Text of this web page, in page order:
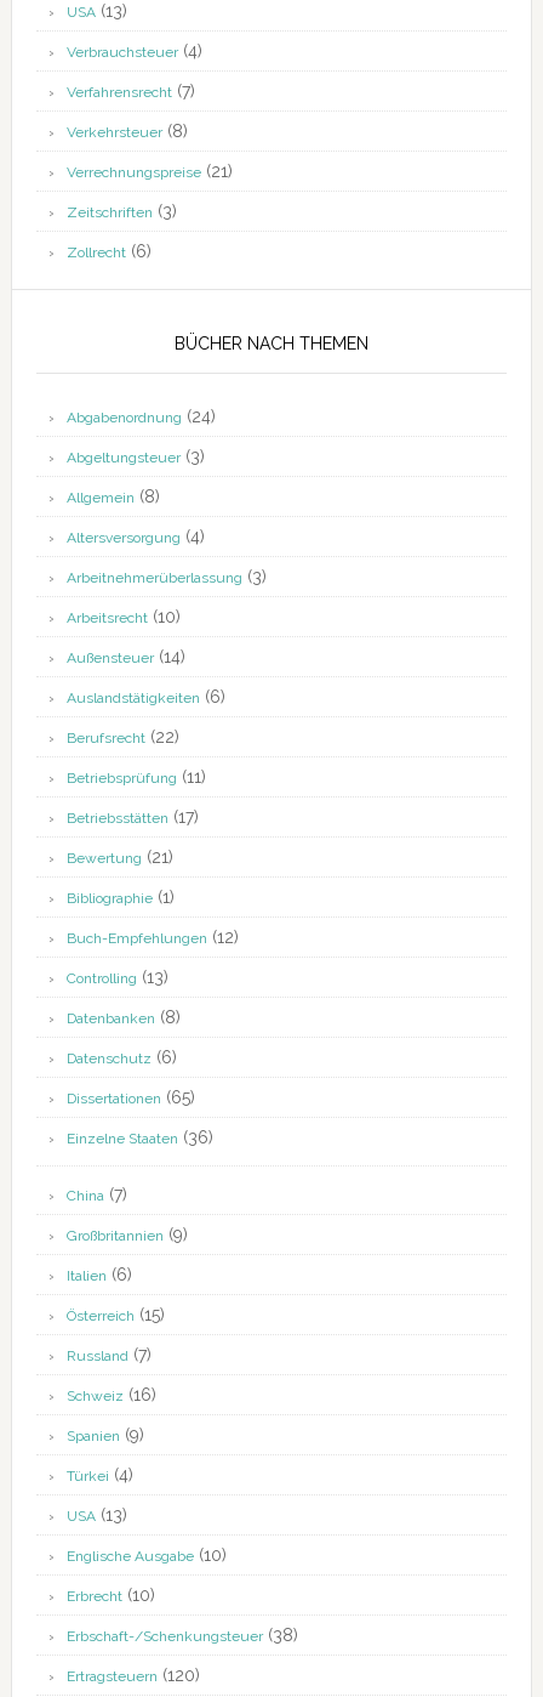
USA(13)
Verbrauchsteuer(4)
Verfahrensrecht(7)
Verkehrsteuer(8)
Verrechnungspreise(21)
Zeitschriften (3)
Zollrecht(6)
BÜCHER NACH THEMEN
Abgabenordnung (24)
Abgeltungsteuer(3)
Allgemein (8)
Altersversorgung (4)
Arbeitnehmerüberlassung (3)
Arbeitsrecht(10)
Außensteuer(14)
Auslandstätigkeiten (6)
Berufsrecht(22)
Betriebsprüfung (11)
Betriebsstätten (17)
Bewertung (21)
Bibliographie(1)
Buch-Empfehlungen (12)
Controlling (13)
Datenbanken (8)
Datenschutz (6)
Dissertationen (65)
Einzelne Staaten (36)
China(7)
Großbritannien (9)
Italien (6)
Österreich (15)
Russland(7)
Schweiz (16)
Spanien (9)
Türkei (4)
USA(13)
Englische Ausgabe(10)
Erbrecht(10)
Erbschaft-/Schenkungsteuer(38)
Ertragsteuern (120)